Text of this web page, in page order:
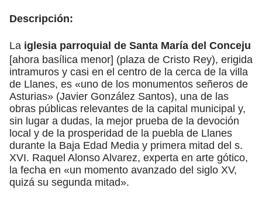
Descripción:
La iglesia parroquial de Santa María del Conceju
[ahora basílica menor] (plaza de Cristo Rey), erigida
intramuros y casi en el centro de la cerca de la villa
de Llanes, es «uno de los monumentos señeros de
Asturias» (Javier González Santos), una de las
obras públicas relevantes de la capital municipal y,
sin lugar a dudas, la mejor prueba de la devoción
local y de la prosperidad de la puebla de Llanes
durante la Baja Edad Media y primera mitad del s.
XVI. Raquel Alonso Alvarez, experta en arte gótico,
la fecha en «un momento avanzado del siglo XV,
quizá su segunda mitad».